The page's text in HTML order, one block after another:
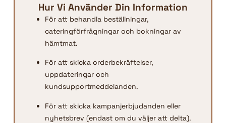
Hur Vi Använder Din Information
För att behandla beställningar,
cateringförfrågningar och bokningar av
hämtmat.
För att skicka orderbekräftelser,
uppdateringar och
kundsupportmeddelanden.
För att skicka kampanjerbjudanden eller
nyhetsbrev (endast om du väljer att delta).